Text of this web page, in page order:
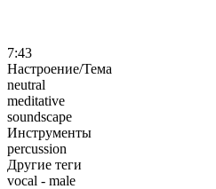
7:43
Настроение/Тема
neutral
meditative
soundscape
Инструменты
percussion
Другие теги
vocal - male